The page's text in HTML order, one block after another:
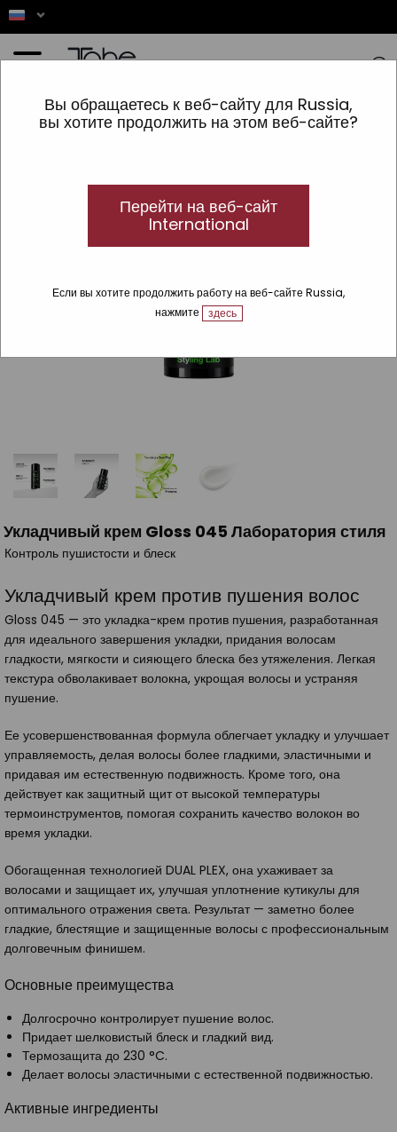
Вы обращаетесь к веб-сайту для Russia,
вы хотите продолжить на этом веб-сайте?
Перейти на веб-сайт
International
Если вы хотите продолжить работу на веб-сайте Russia,
нажмите
здесь
Лаборатория стиля »Укладчивый крем Gloss 045
Укладчивый крем Gloss 045 Лаборатория стиля
Контроль пушистости и блеск
Укладчивый крем против пушения волос
Gloss 045 — это укладка-крем против пушения, разработанная
для идеального завершения укладки, придания волосам
гладкости, мягкости и сияющего блеска без утяжеления. Легкая
текстура обволакивает волокна, укрощая волосы и устраняя
пушение.
Ее усовершенствованная формула облегчает укладку и улучшает
управляемость, делая волосы более гладкими, эластичными и
придавая им естественную подвижность. Кроме того, она
действует как защитный щит от высокой температуры
термоинструментов, помогая сохранить качество волокон во
время укладки.
Обогащенная технологией DUAL PLEX, она ухаживает за
волосами и защищает их, улучшая уплотнение кутикулы для
оптимального отражения света. Результат — заметно более
гладкие, блестящие и защищенные волосы с профессиональным
долговечным финишем.
Основные преимущества
Долгосрочно контролирует пушение волос.
Придает шелковистый блеск и гладкий вид.
Термозащита до 230 °C.
Делает волосы эластичными с естественной подвижностью.
Активные ингредиенты